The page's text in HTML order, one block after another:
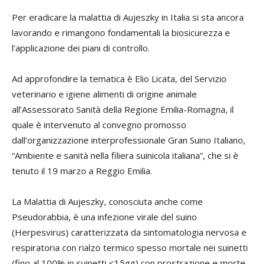
Per eradicare la malattia di Aujeszky in Italia si sta ancora
lavorando e rimangono fondamentali la biosicurezza e
l’applicazione dei piani di controllo.
Ad approfondire la tematica è Elio Licata, del Servizio
veterinario e igiene alimenti di origine animale
all’Assessorato Sanità della Regione Emilia-Romagna, il
quale è intervenuto al convegno promosso
dall’organizzazione interprofessionale Gran Suino Italiano,
“Ambiente e sanità nella filiera suinicola italiana”, che si è
tenuto il 19 marzo a Reggio Emilia.
La Malattia di Aujeszky, conosciuta anche come
Pseudorabbia, è una infezione virale del suino
(Herpesvirus) caratterizzata da sintomatologia nervosa e
respiratoria con rialzo termico spesso mortale nei suinetti